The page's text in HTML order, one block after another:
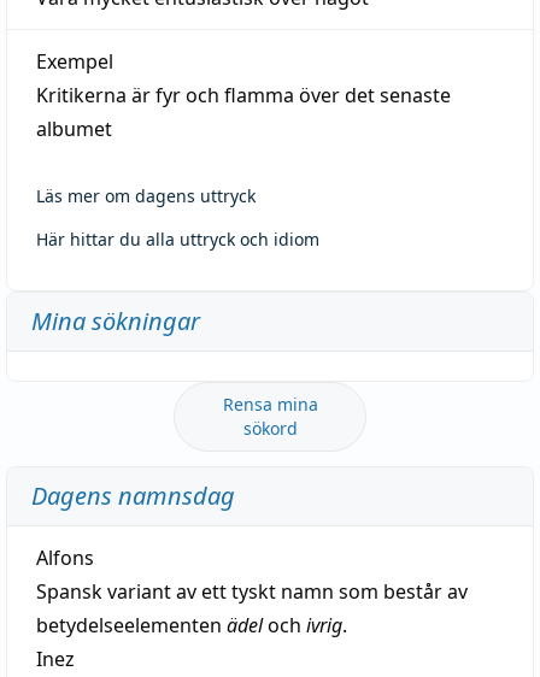
Exempel
Kritikerna är fyr och flamma över det senaste
albumet
Läs mer om dagens uttryck
Här hittar du alla uttryck och idiom
Mina sökningar
Rensa mina
sökord
Dagens namnsdag
Alfons
Spansk variant av ett tyskt namn som består av
betydelseelementen ädeloch ivrig.
Inez